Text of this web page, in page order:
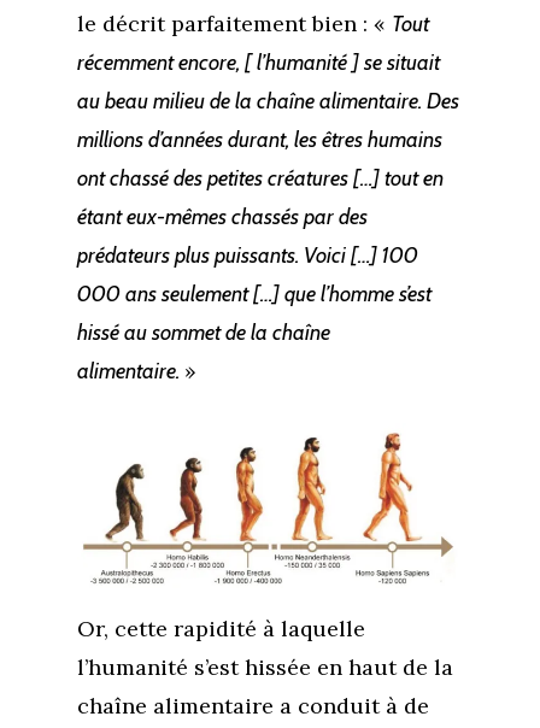
le décrit parfaitement bien : « Tout
récemment encore, [ l’humanité ] se situait
au beau milieu de la chaîne alimentaire. Des
millions d’années durant, les êtres humains
ont chassé des petites créatures […] tout en
étant eux-mêmes chassés par des
prédateurs plus puissants. Voici […] 100
000 ans seulement […] que l’homme s’est
hissé au sommet de la chaîne
alimentaire. »
Or, cette rapidité à laquelle
l’humanité s’est hissée en haut de la
chaîne alimentaire a conduit à de